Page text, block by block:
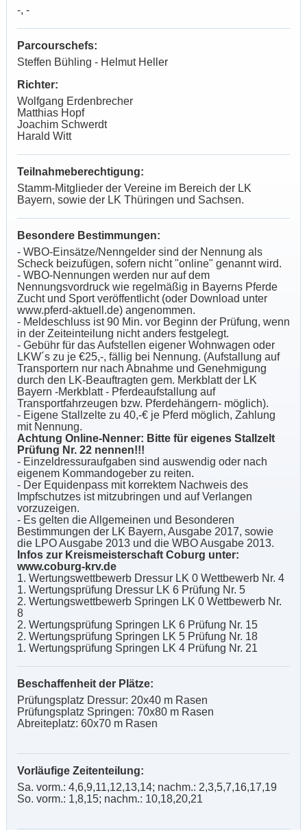
-, -
Parcourschefs:
Steffen Bühling - Helmut Heller
Richter:
Wolfgang Erdenbrecher
Matthias Hopf
Joachim Schwerdt
Harald Witt
Teilnahmeberechtigung:
Stamm-Mitglieder der Vereine im Bereich der LK
Bayern, sowie der LK Thüringen und Sachsen.
Besondere Bestimmungen:
- WBO-Einsätze/Nenngelder sind der Nennung als
Scheck beizufügen, sofern nicht "online" genannt wird.
- WBO-Nennungen werden nur auf dem
Nennungsvordruck wie regelmäßig in Bayerns Pferde
Zucht und Sport veröffentlicht (oder Download unter
www.pferd-aktuell.de) angenommen.
- Meldeschluss ist 90 Min. vor Beginn der Prüfung, wenn
in der Zeiteinteilung nicht anders festgelegt.
- Gebühr für das Aufstellen eigener Wohnwagen oder
LKW´s zu je €25,-, fällig bei Nennung. (Aufstallung auf
Transportern nur nach Abnahme und Genehmigung
durch den LK-Beauftragten gem. Merkblatt der LK
Bayern -Merkblatt - Pferdeaufstallung auf
Transportfahrzeugen bzw. Pferdehängern- möglich).
- Eigene Stallzelte zu 40,-€ je Pferd möglich, Zahlung
mit Nennung.
Achtung Online-Nenner: Bitte für eigenes Stallzelt
Prüfung Nr. 22 nennen!!!
- Einzeldressuraufgaben sind auswendig oder nach
eigenem Kommandogeber zu reiten.
- Der Equidenpass mit korrektem Nachweis des
Impfschutzes ist mitzubringen und auf Verlangen
vorzuzeigen.
- Es gelten die Allgemeinen und Besonderen
Bestimmungen der LK Bayern, Ausgabe 2017, sowie
die LPO Ausgabe 2013 und die WBO Ausgabe 2013.
Infos zur Kreismeisterschaft Coburg unter:
www.coburg-krv.de
1. Wertungswettbewerb Dressur LK 0 Wettbewerb Nr. 4
1. Wertungsprüfung Dressur LK 6 Prüfung Nr. 5
2. Wertungswettbewerb Springen LK 0 Wettbewerb Nr.
8
2. Wertungsprüfung Springen LK 6 Prüfung Nr. 15
2. Wertungsprüfung Springen LK 5 Prüfung Nr. 18
1. Wertungsprüfung Springen LK 4 Prüfung Nr. 21
Beschaffenheit der Plätze:
Prüfungsplatz Dressur: 20x40 m Rasen
Prüfungsplatz Springen: 70x80 m Rasen
Abreiteplatz: 60x70 m Rasen
Vorläufige Zeitenteilung:
Sa. vorm.: 4,6,9,11,12,13,14; nachm.: 2,3,5,7,16,17,19
So. vorm.: 1,8,15; nachm.: 10,18,20,21